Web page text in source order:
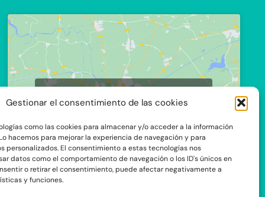
Gestionar el consentimiento de las cookies
como las cookies para almacenar y/o acceder a la información
hacemos para mejorar la experiencia de navegación y para
personalizados. El consentimiento a estas tecnologías nos
datos como el comportamiento de navegación o los ID's únicos en
o retirar el consentimiento, puede afectar negativamente a
y funciones.
marketing y permitir este contenido